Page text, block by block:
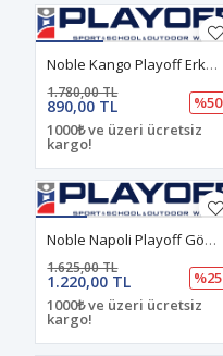
Noble Kango Playoff Erkek Şort Turuncu
890,00 TL
1.780,00 TL
%50
1000₺ ve üzeri ücretsiz
kargo!
Noble Napoli Playoff Gömlek Antrasit
1.220,00 TL
1.625,00 TL
%25
1000₺ ve üzeri ücretsiz
kargo!